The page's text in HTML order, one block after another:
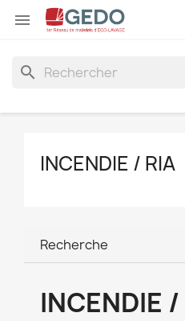

search
INCENDIE / RIA
Recherche
INCENDIE /